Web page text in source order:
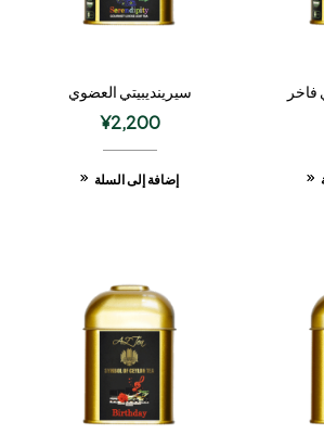
سيرينديبيتي العضوي
¥2,200
إضافة إلى السلة